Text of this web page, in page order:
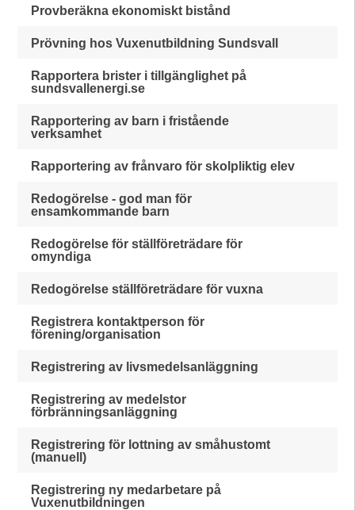
Provberäkna ekonomiskt bistånd
Prövning hos Vuxenutbildning Sundsvall
Rapportera brister i tillgänglighet på
sundsvallenergi.se
Rapportering av barn i fristående
verksamhet
Rapportering av frånvaro för skolpliktig elev
Redogörelse - god man för
ensamkommande barn
Redogörelse för ställföreträdare för
omyndiga
Redogörelse ställföreträdare för vuxna
Registrera kontaktperson för
förening/organisation
Registrering av livsmedelsanläggning
Registrering av medelstor
förbränningsanläggning
Registrering för lottning av småhustomt
(manuell)
Registrering ny medarbetare på
Vuxenutbildningen